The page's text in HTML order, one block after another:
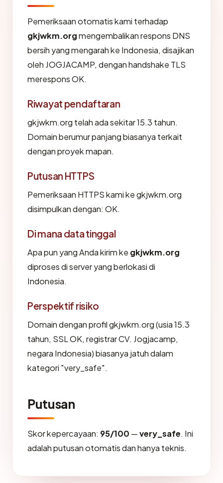
Pemeriksaan otomatis kami terhadap
gkjwkm.orgmengembalikan respons DNS
bersih yang mengarah ke Indonesia, disajikan
oleh JOGJACAMP, dengan handshake TLS
merespons OK.
Riwayat pendaftaran
gkjwkm.org telah ada sekitar 15.3 tahun.
Domain berumur panjang biasanya terkait
dengan proyek mapan.
Putusan HTTPS
Pemeriksaan HTTPS kami ke gkjwkm.org
disimpulkan dengan: OK.
Di mana data tinggal
Apa pun yang Anda kirim ke gkjwkm.org
diproses di server yang berlokasi di
Indonesia.
Perspektif risiko
Domain dengan profil gkjwkm.org (usia 15.3
tahun, SSL OK, registrar CV. Jogjacamp,
negara Indonesia) biasanya jatuh dalam
kategori "very_safe".
Putusan
Skor kepercayaan: 95/100 —very_safe. Ini
adalah putusan otomatis dan hanya teknis.